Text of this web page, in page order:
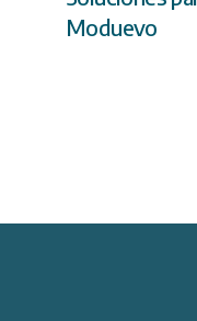
Moduevo